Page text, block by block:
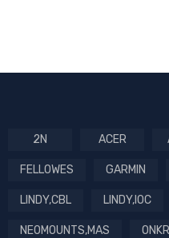
2N ACER
FELLOWES GARMIN
LINDY,CBL LINDY,IOC
NEOMOUNTS,MAS